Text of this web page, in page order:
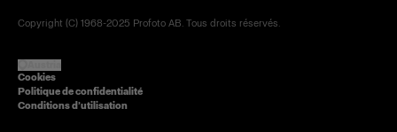
Copyright (C) 1968-2025 Profoto AB. Tous droits réservés.
Cookies
Politique de confidentialité
Conditions d’utilisation